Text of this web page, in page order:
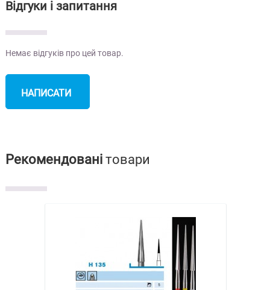
Відгуки і запитання
Немає відгуків про цей товар.
НАПИСАТИ
Рекомендованітовари